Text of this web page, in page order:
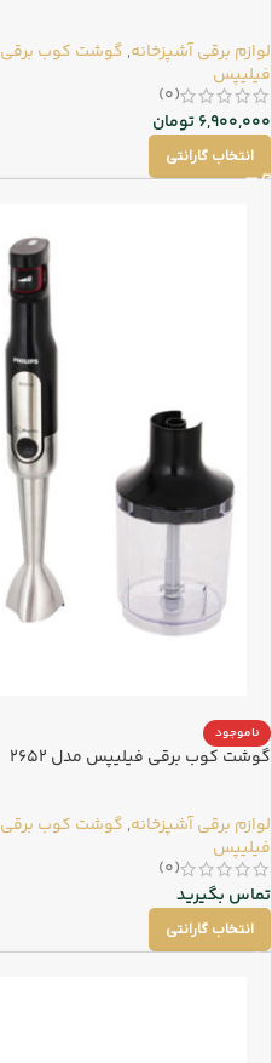
لوازم برقی آشپزخانه, گوشت کوب برقی
فیلیپس
(0)
6,900,000تومان
انتخاب گارانتی
ناموجود
گوشت کوب برقی فیلیپس مدل 2652
لوازم برقی آشپزخانه, گوشت کوب برقی
فیلیپس
(0)
تماس بگیرید
انتخاب گارانتی